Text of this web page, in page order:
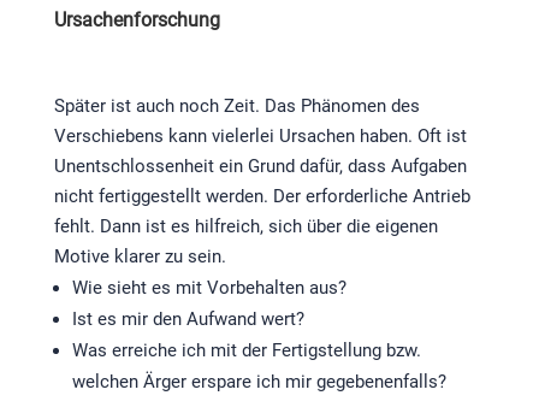
Ursachenforschung
Später ist auch noch Zeit. Das Phänomen des
Verschiebens kann vielerlei Ursachen haben. Oft ist
Unentschlossenheit ein Grund dafür, dass Aufgaben
nicht fertiggestellt werden. Der erforderliche Antrieb
fehlt. Dann ist es hilfreich, sich über die eigenen
Motive klarer zu sein.
Wie sieht es mit Vorbehalten aus?
Ist es mir den Aufwand wert?
Was erreiche ich mit der Fertigstellung bzw.
welchen Ärger erspare ich mir gegebenenfalls?